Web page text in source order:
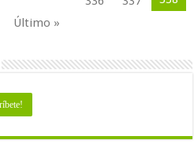
Último »